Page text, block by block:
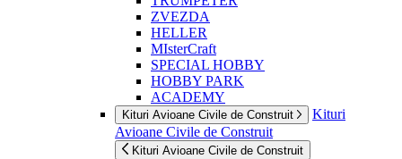
ZVEZDA
HELLER
MIsterCraft
SPECIAL HOBBY
HOBBY PARK
ACADEMY
Kituri Avioane Civile de Construit
Kituri
Avioane Civile de Construit
Kituri Avioane Civile de Construit